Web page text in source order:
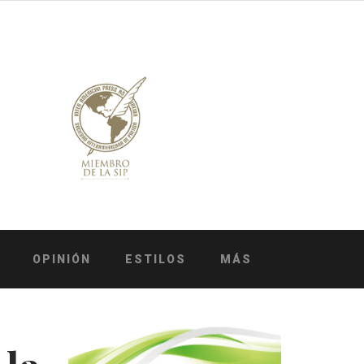
OPINIÓN ESTILOS MÁS